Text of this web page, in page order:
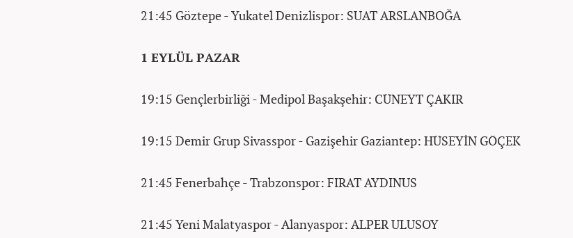
21:45 Göztepe - Yukatel Denizlispor: SUAT ARSLANBOĞA
1 EYLÜL PAZAR
19:15 Gençlerbirliği - Medipol Başakşehir: CÜNEYT ÇAKIR
19:15 Demir Grup Sivasspor - Gazişehir Gaziantep: HÜSEYİN GÖÇEK
21:45 Fenerbahçe - Trabzonspor: FIRAT AYDINUS
21:45 Yeni Malatyaspor - Alanyaspor: ALPER ULUSOY